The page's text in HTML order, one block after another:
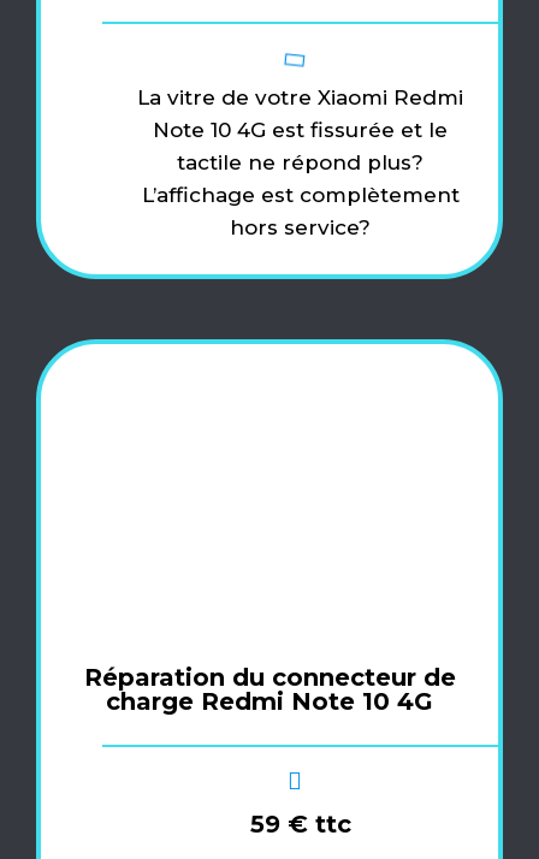
La vitre de votre Xiaomi Redmi
Note 10 4G est fissurée et le
tactile ne répond plus?
L’affichage est complètement
hors service?
Réparation du connecteur de
charge Redmi Note 10 4G
59 € ttc